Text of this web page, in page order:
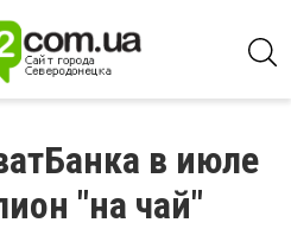
в июле
"на чай"